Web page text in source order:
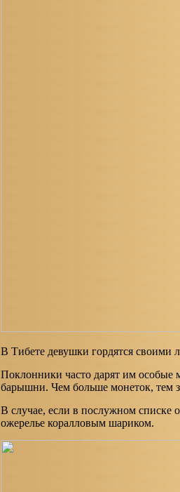
В Тибете девушки гордятся
Поклонники часто дарят им особые
барышни. Чем больше монеток, тем
В случае, если в послужном списке
ожерелье коралловым шариком.